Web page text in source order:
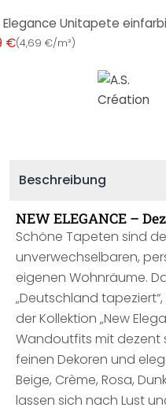
€(4,69 €/m²)
Beschreibung
NEW ELEGANCE –
Schöne Tapeten sind
unverwechselbaren,
eigenen Wohnräume.
„Deutschland
der Kollektion „New
Wandoutfits mit dezent
feinen Dekoren und
Beige, Crème, Rosa,
lassen sich nach Lust